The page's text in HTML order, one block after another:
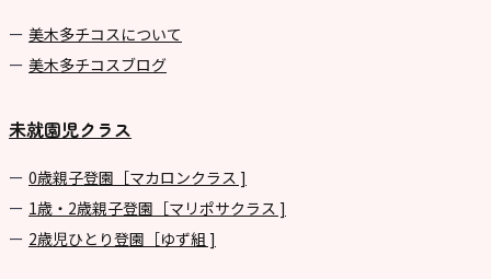
美⽊多チコスについて
美⽊多チコスブログ
未就園児クラス
0歳親子登園［マカロンクラス ]
1歳・2歳親子登園［マリポサクラス ]
2歳児ひとり登園［ゆず組 ]